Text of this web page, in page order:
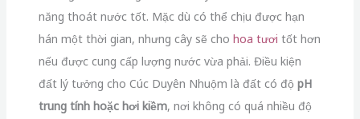
năng thoát nước tốt. Mặc dù có thể chịu được hạn
hán một thời gian, nhưng cây sẽ cho hoa tươi tốt hơn
nếu được cung cấp lượng nước vừa phải. Điều kiện
đất lý tưởng cho Cúc Duyên Nhuộm là đất có độ pH
trung tính hoặc hơi kiềm, nơi không có quá nhiều độ